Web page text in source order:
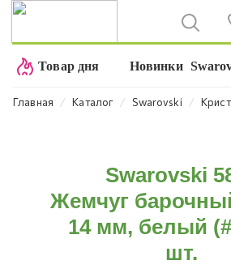
Товар дня Новинки
Главная ⁄ Каталог ⁄ Swarovski ⁄
Swarovski
Жемчуг
14 мм, белый
шт.